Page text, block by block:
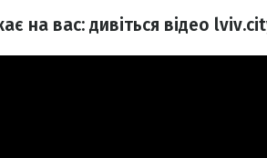
на вас: дивіться відео